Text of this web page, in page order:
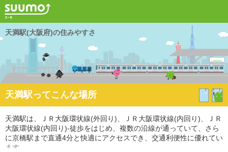
天満駅(大阪府)の住みやすさ
天満駅ってこんな場所
天満駅は、ＪＲ大阪環状線(外回り)、ＪＲ大阪環状線(内回り)、ＪＲ
大阪環状線(内回り)-徒歩をはじめ、複数の沿線が通っていて、さら
に京橋駅まで直通4分と快適にアクセスでき、交通利便性に優れてい
ます。